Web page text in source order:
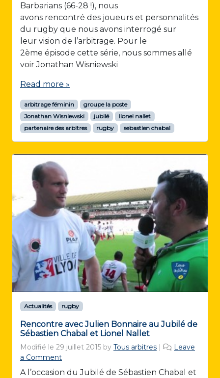
Barbarians (66-28 !), nous
avons rencontré des joueurs et personnalités
du rugby que nous avons interrogé sur
leur vision de l’arbitrage. Pour le
2ème épisode cette série, nous sommes allé
voir Jonathan Wisniewski
Read more »
arbitrage féminin
groupe la poste
Jonathan Wisniewski
jubilé
lionel nallet
partenaire des arbitres
rugby sebastien chabal
Actualités rugby
Rencontre avec Julien Bonnaire au Jubilé de
Sébastien Chabal et Lionel Nallet
Modifié le 29 juillet 2015 by Tous arbitres |
Leave
a Comment
A l’occasion du Jubilé de Sébastien Chabal et